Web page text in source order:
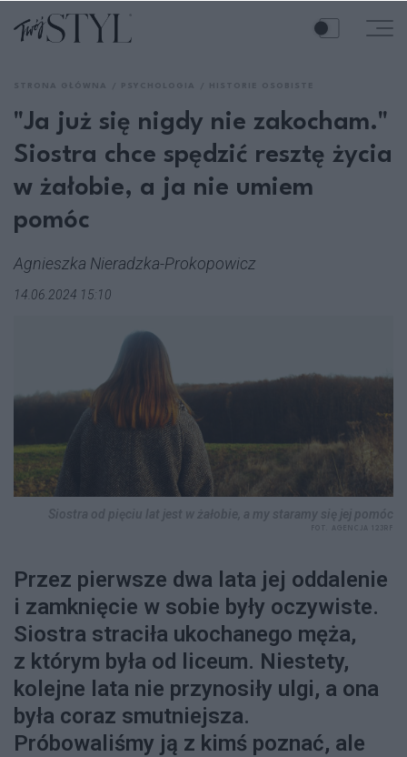
"Ja już się nigdy nie zakocham."
Siostra chce spędzić resztę życia
w żałobie, a ja nie umiem
pomóc
Agnieszka Nieradzka-Prokopowicz
14.06.2024 15:10
Przez pierwsze dwa lata jej oddalenie
i zamknięcie w sobie były oczywiste.
Siostra straciła ukochanego męża,
z którym była od liceum. Niestety,
kolejne lata nie przynosiły ulgi, a ona
była coraz smutniejsza.
Próbowaliśmy ją z kimś poznać, ale